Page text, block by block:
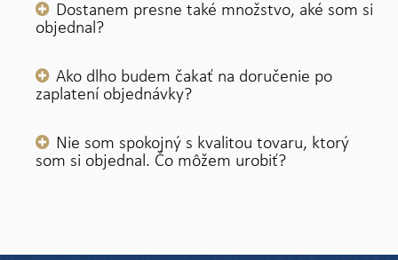
Dostanem presne také množstvo, aké som si
objednal?
Ako dlho budem čakať na doručenie po
zaplatení objednávky?
Nie som spokojný s kvalitou tovaru, ktorý
som si objednal. Čo môžem urobiť?